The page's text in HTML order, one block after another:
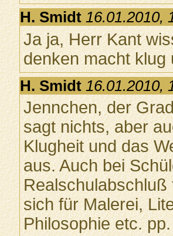
H. Smidt 16.01.2010,
Ja ja, Herr Kant
denken macht klug
H. Smidt 16.01.2010,
Jennchen, der
sagt nichts, aber
Klugheit und das
aus. Auch bei
sich für Malerei,
Philosophie etc.